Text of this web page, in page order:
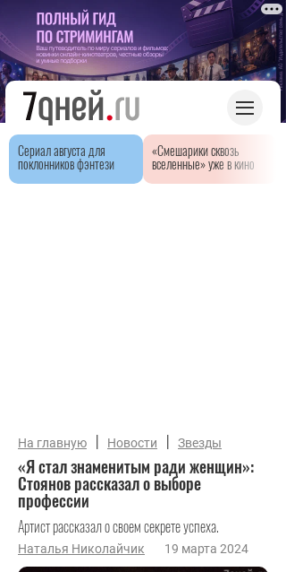
Сериал августа для
поклонников фэнтези
«Смешарики сквозь
вселенные» уже в кино
На главную | Новости | Звезды
«Я стал знаменитым ради женщин»:
Стоянов рассказал о выборе
профессии
Артист рассказал о своем секрете успеха.
Наталья Николайчик 19 марта 2024